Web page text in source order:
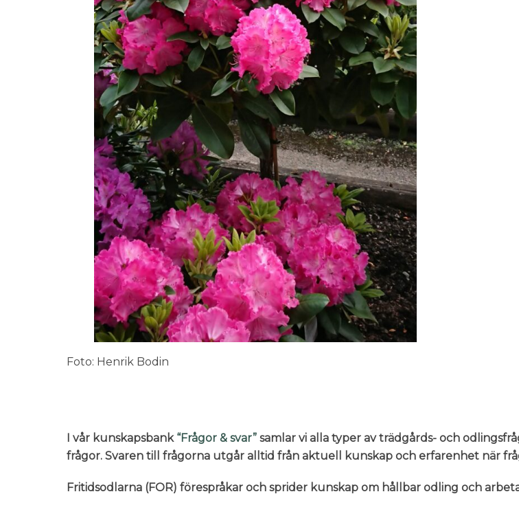
Foto: Henrik Bodin
I vår kunskapsbank “Frågor & svar” samlar vi alla typer av trädgårds- och
frågor. Svaren till frågorna utgår alltid från aktuell kunskap och erfarenhet när
Fritidsodlarna (FOR) förespråkar och sprider kunskap om hållbar odling och